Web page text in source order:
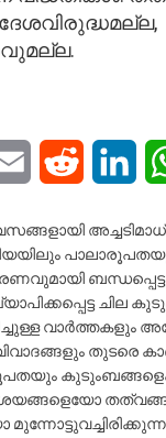
Email Reddit
ചില
വാർത്തകളും
തുടരെ